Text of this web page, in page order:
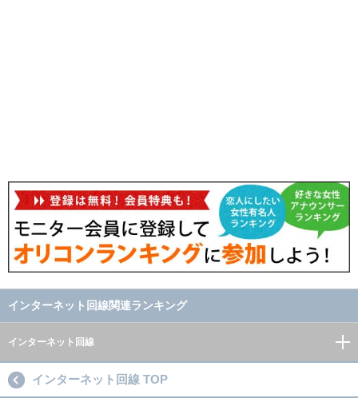
インターネット回線関連ランキング
インターネット回線
インターネット回線 TOP